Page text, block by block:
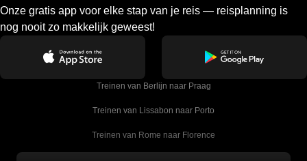
Onze gratis app voor elke stap van je reis — reisplanning is
nog nooit zo makkelijk geweest!
Treinen van Berlijn naar Praag
Treinen van Lissabon naar Porto
Treinen van Rome naar Florence